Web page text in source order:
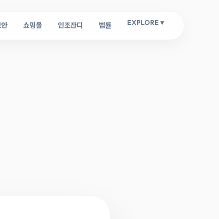
쇼핑몰 인조잔디 법률 EXPLORE ▾